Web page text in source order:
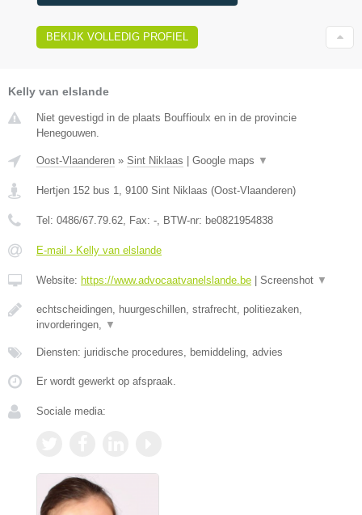
BEKIJK VOLLEDIG PROFIEL
Kelly van elslande
Niet gevestigd in de plaats Bouffioulx en in de provincie
Henegouwen.
Oost-Vlaanderen » Sint Niklaas Google maps ▼
Hertjen 152 bus 1, 9100 Sint Niklaas (Oost-Vlaanderen)
Tel: 0486/67.79.62, Fax: -, BTW-nr: be0821954838
E-mail › Kelly van elslande
Website: https://www.advocaatvanelslande.be Screenshot ▼
echtscheidingen, huurgeschillen, strafrecht, politiezaken,
invorderingen, ▼
Diensten: juridische procedures, bemiddeling, advies
Er wordt gewerkt op afspraak.
Sociale media: